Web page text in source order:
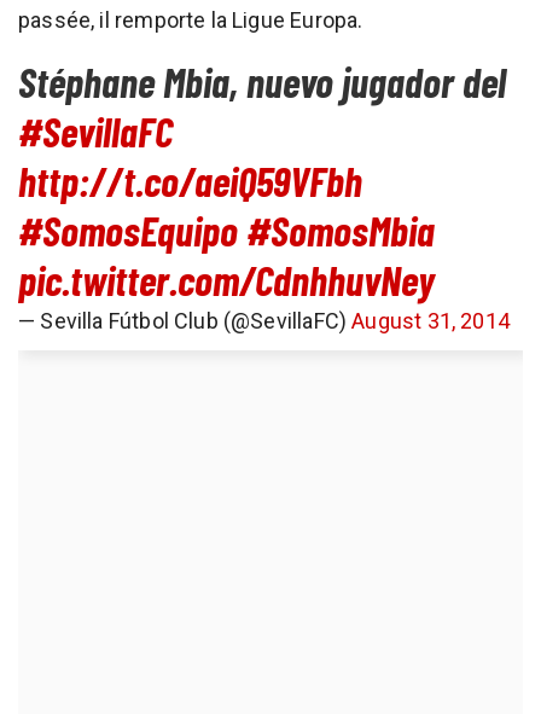
passée, il remporte la Ligue Europa.
Stéphane Mbia, nuevo jugador del
#SevillaFC
http://t.co/aeiQ59VFbh
#SomosEquipo#SomosMbia
pic.twitter.com/CdnhhuvNey
— Sevilla Fútbol Club (@SevillaFC)August 31, 2014